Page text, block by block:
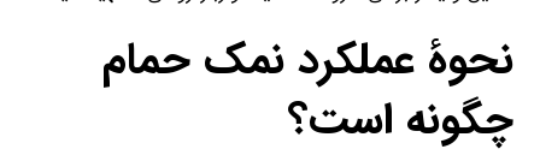
نحوهٔ عملکرد نمک حمام
چگونه است؟